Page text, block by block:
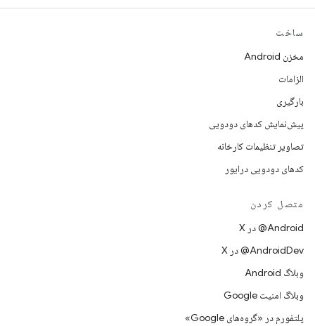
ساخت
مخزن Android
الزامات
بارگیری
پیش‌نمایش کدهای دودویی
تصاویر تنظیمات کارخانه
کدهای دودویی درایور
متصل کردن
‫‎@Android در X
‫‎@AndroidDev در X
وبلاگ Android
وبلاگ امنیت Google
پلتفورم در «گروه‌های Google»